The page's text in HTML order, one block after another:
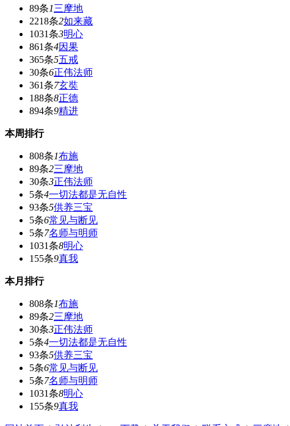
89条1三摩地
2218条2如来藏
1031条3明心
861条4因果
365条5五戒
30条6正伟法师
361条7玄奘
188条8正德
894条9精进
本周排行
808条1布施
89条2三摩地
30条3正伟法师
5条4一切法都是无自性
93条5供养三宝
5条6常见与断见
5条7名师与明师
1031条8明心
155条9真我
本月排行
808条1布施
89条2三摩地
30条3正伟法师
5条4一切法都是无自性
93条5供养三宝
5条6常见与断见
5条7名师与明师
1031条8明心
155条9真我